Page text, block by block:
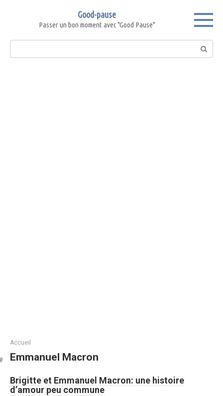
Good-pause
Passer un bon moment avec "Good Pause"
Search:
Accueil
Emmanuel Macron
Brigitte et Emmanuel Macron: une histoire
d’amour peu commune